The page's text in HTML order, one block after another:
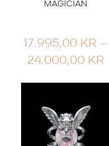
MAGICIAN
17.995,00 KR –
24.000,00 KR